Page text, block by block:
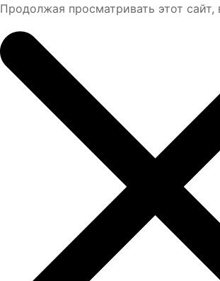
Продолжая просматривать этот